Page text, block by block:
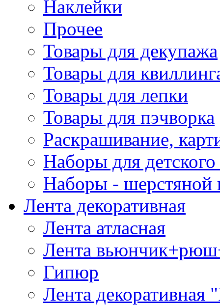
Наклейки
Прочее
Товары для декупажа
Товары для
Товары для лепки
Товары для пэчворка
Раскрашивание,
Наборы для
Наборы - шерстяной
Лента декоративная
Лента атласная
Лента
Гипюр
Лента декоративная